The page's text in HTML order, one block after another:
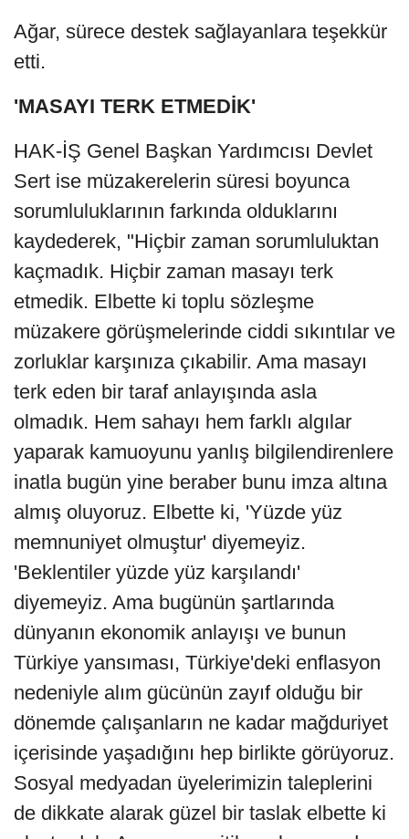
Ağar, sürece destek sağlayanlara teşekkür
etti.
'MASAYI TERK ETMEDİK'
HAK-İŞ Genel Başkan Yardımcısı Devlet
Sert ise müzakerelerin süresi boyunca
sorumluluklarının farkında olduklarını
kaydederek, "Hiçbir zaman sorumluluktan
kaçmadık. Hiçbir zaman masayı terk
etmedik. Elbette ki toplu sözleşme
müzakere görüşmelerinde ciddi sıkıntılar ve
zorluklar karşınıza çıkabilir. Ama masayı
terk eden bir taraf anlayışında asla
olmadık. Hem sahayı hem farklı algılar
yaparak kamuoyunu yanlış bilgilendirenlere
inatla bugün yine beraber bunu imza altına
almış oluyoruz. Elbette ki, 'Yüzde yüz
memnuniyet olmuştur' diyemeyiz.
'Beklentiler yüzde yüz karşılandı'
diyemeyiz. Ama bugünün şartlarında
dünyanın ekonomik anlayışı ve bunun
Türkiye yansıması, Türkiye'deki enflasyon
nedeniyle alım gücünün zayıf olduğu bir
dönemde çalışanların ne kadar mağduriyet
içerisinde yaşadığını hep birlikte görüyoruz.
Sosyal medyadan üyelerimizin taleplerini
de dikkate alarak güzel bir taslak elbette ki